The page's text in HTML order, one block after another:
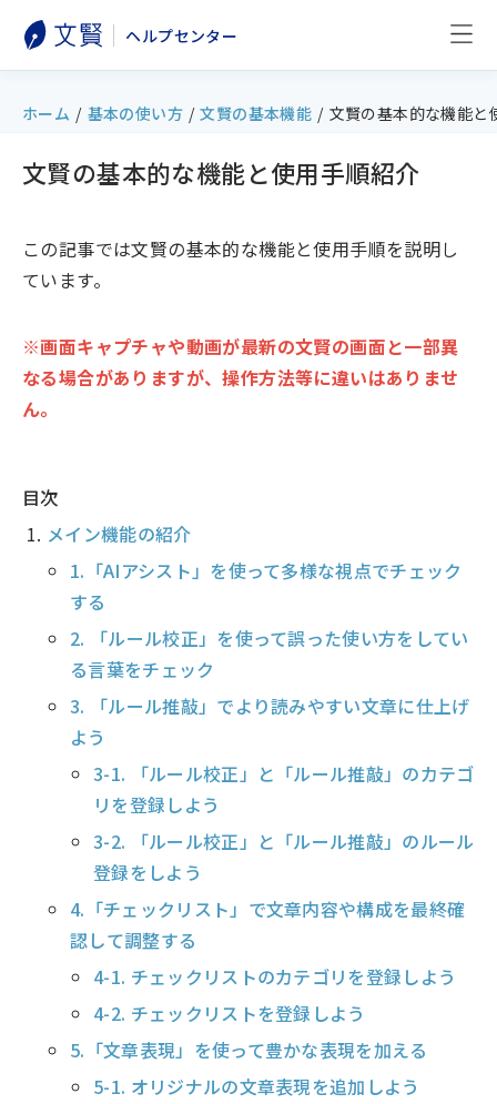
ヘルプセンター
ホーム / 基本の使い方 / 文賢の基本機能 / 文賢の基本的な機能と
文賢の基本的な機能と使用手順紹介
この記事では文賢の基本的な機能と使用手順を説明し
ています。
※画面キャプチャや動画が最新の文賢の画面と一部異
なる場合がありますが、操作方法等に違いはありませ
ん。
目次
メイン機能の紹介
1.「AIアシスト」を使って多様な視点でチェック
する
2. 「ルール校正」を使って誤った使い方をしてい
る言葉をチェック
3. 「ルール推敲」でより読みやすい文章に仕上げ
よう
3-1. 「ルール校正」と「ルール推敲」のカテゴ
リを登録しよう
3-2. 「ルール校正」と「ルール推敲」のルール
登録をしよう
4.「チェックリスト」で文章内容や構成を最終確
認して調整する
4-1. チェックリストのカテゴリを登録しよう
4-2. チェックリストを登録しよう
5.「文章表現」を使って豊かな表現を加える
5-1. オリジナルの文章表現を追加しよう